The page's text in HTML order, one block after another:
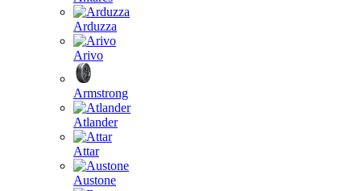
Arduzza
Arivo
Armstrong
Atlander
Attar
Austone